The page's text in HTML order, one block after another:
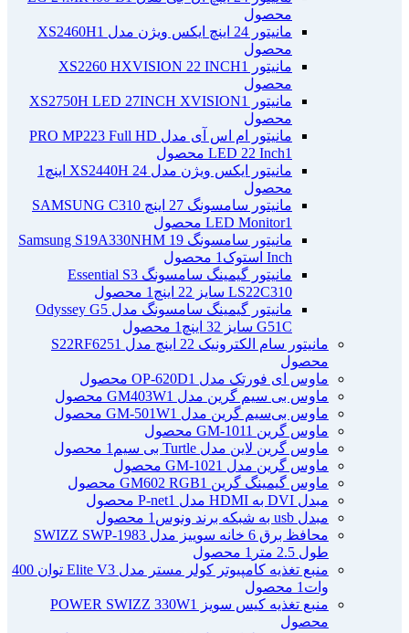
محصول
مانیتور 24 اینچ ایکس ویژن مدل XS2460H
1
محصول
مانیتور XS2260 HXVISION 22 INCH
1
محصول
مانیتور XS2750H LED 27INCH XVISION
1
محصول
مانیتور ام اس آی مدل PRO MP223 Full HD
LED 22 Inch1 محصول
مانیتور ایکس ویژن مدل XS2440H 24 اینچ
1
محصول
مانیتور سامسونگ 27 اینچ SAMSUNG C310
LED Monitor1 محصول
مانیتور سامسونگ Samsung S19A330NHM 19
Inch استوک
1 محصول
مانیتور گیمینگ سامسونگ Essential S3
LS22C310 سایز 22 اینچ
1 محصول
مانیتور گیمینگ سامسونگ مدل Odyssey G5
G51C سایز 32 اینچ
1 محصول
مانیتور سام الکترونیک 22 اینچ مدل S22RF625
1
محصول
ماوس ای فورتک مدل OP-620D 1 محصول
ماوس بی سیم گرین مدل GM403W 1 محصول
ماوس بی‌سیم گرین مدل GM-501W 1 محصول
ماوس گرین GM-101 1 محصول
ماوس گرین لاین مدل Turtle بی سیم
1 محصول
ماوس گرین مدل GM-102 1 محصول
ماوس گیمینگ گرین GM602 RGB 1 محصول
مبدل DVI به HDMI مدل P-net
1 محصول
مبدل usb به شبکه برند ونوس
1 محصول
محافظ برق 6 خانه سوییز مدل SWIZZ SWP-1983
طول 2.5 متر
1 محصول
منبع تغذیه کامپیوتر کولر مستر مدل Elite V3 توان 400
وات 1 محصول
منبع تغذیه کیس سویز POWER SWIZZ 330W
1
محصول